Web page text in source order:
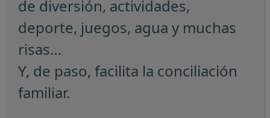
de diversión, actividades,
deporte, juegos, agua y muchas
risas…
Y, de paso, facilita la conciliación
familiar.